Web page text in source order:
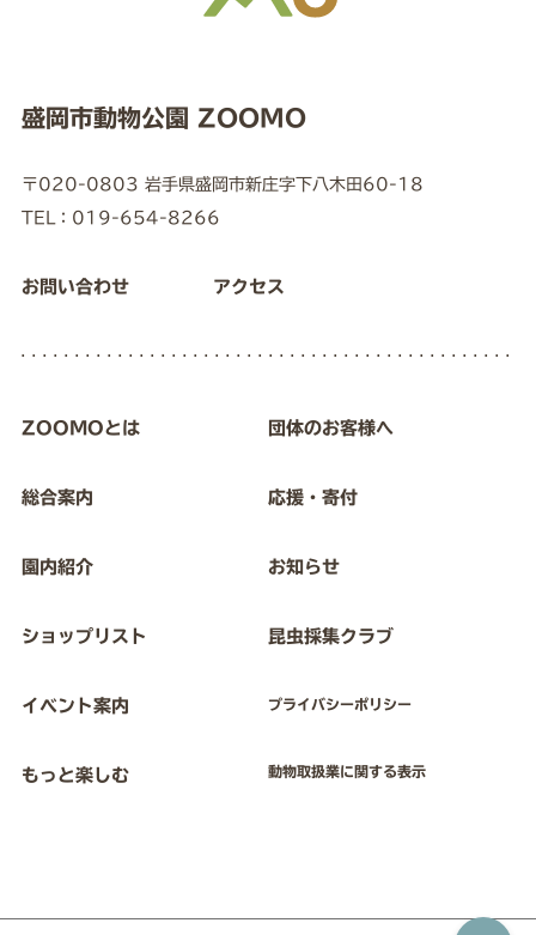
盛岡市動物公園 ZOOMO
〒020-0803 岩手県盛岡市新庄字下八木田60-18
TEL：019-654-8266
お問い合わせ アクセス
ZOOMOとは
総合案内
園内紹介
ショップリスト
イベント案内
もっと楽しむ
団体のお客様へ
応援・寄付
お知らせ
昆虫採集クラブ
プライバシーポリシー
動物取扱業に関する表示